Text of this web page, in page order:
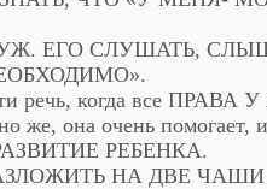
ЕГО СЛУШАТЬ,
речь, когда все
же, она очень помогает,
РЕБЕНКА.
НА ДВЕ